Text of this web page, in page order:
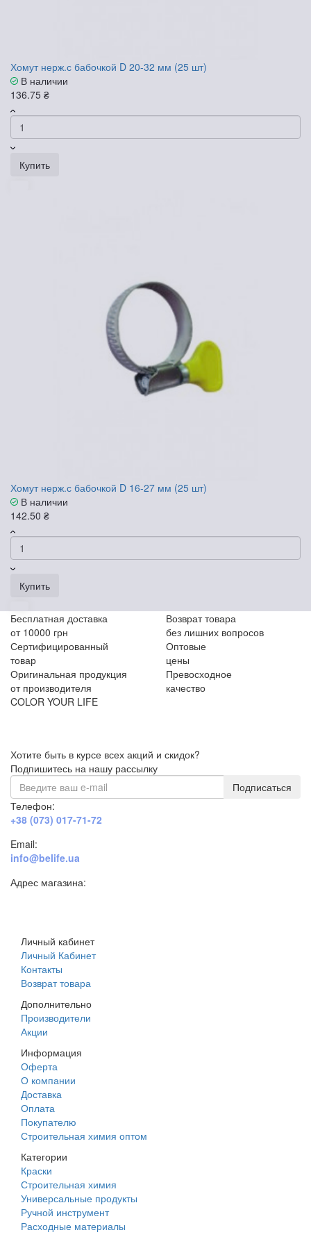
Хомут нерж.с бабочкой D 20-32 мм (25 шт)
В наличии
136.75 ₴
Купить
Хомут нерж.с бабочкой D 16-27 мм (25 шт)
В наличии
142.50 ₴
Купить
Бесплатная доставка
от 10000 грн
Возврат товара
без лишних вопросов
Сертифицированный
товар
Оптовые
цены
Оригинальная продукция
от производителя
Превосходное
качество
COLOR YOUR LIFE
Хотите быть в курсе всех акций и скидок?
Подпишитесь на нашу рассылку
Подписаться
Телефон:
+38 (073) 017-71-72
Email:
info@belife.ua
Адрес магазина:
Личный кабинет
Личный Кабинет
Контакты
Возврат товара
Дополнительно
Производители
Акции
Информация
Оферта
О компании
Доставка
Оплата
Покупателю
Строительная химия оптом
Категории
Краски
Строительная химия
Универсальные продукты
Ручной инструмент
Расходные материалы